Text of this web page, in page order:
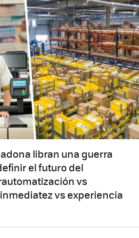
libran una guerra
el futuro del
vs
vs experiencia